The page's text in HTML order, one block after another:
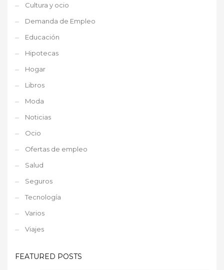
Cultura y ocio
Demanda de Empleo
Educación
Hipotecas
Hogar
Libros
Moda
Noticias
Ocio
Ofertas de empleo
Salud
Seguros
Tecnología
Varios
Viajes
FEATURED POSTS